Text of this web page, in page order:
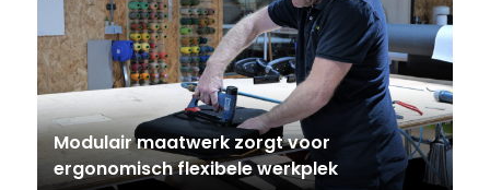
Modulair maatwerk zorgt voor
ergonomisch flexibele werkplek